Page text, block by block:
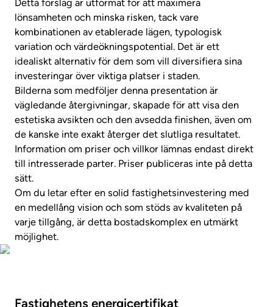
Detta förslag är utformat för att maximera
lönsamheten och minska risken, tack vare
kombinationen av etablerade lägen, typologisk
variation och värdeökningspotential. Det är ett
idealiskt alternativ för dem som vill diversifiera sina
investeringar över viktiga platser i staden.
Bilderna som medföljer denna presentation är
vägledande återgivningar, skapade för att visa den
estetiska avsikten och den avsedda finishen, även om
de kanske inte exakt återger det slutliga resultatet.
Information om priser och villkor lämnas endast direkt
till intresserade parter. Priser publiceras inte på detta
sätt.
Om du letar efter en solid fastighetsinvestering med
en medellång vision och som stöds av kvaliteten på
varje tillgång, är detta bostadskomplex en utmärkt
möjlighet.
Fastighetens energicertifikat